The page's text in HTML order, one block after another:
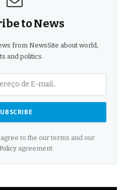
to News
from NewsSite about world,
and politics.
agree to the our terms and our
agreement.